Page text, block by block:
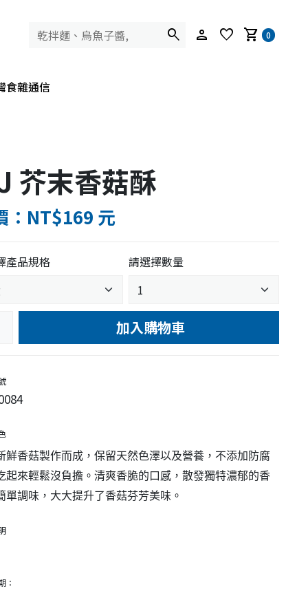
search person favorite shopping_cart 0
食雜通信
芥末香菇酥
：NT$169 元
產品規格 請選擇數量
加入購物車
鮮香菇製作而成，保留天然色澤以及營養，不添加防腐
起來輕鬆沒負擔。清爽香脆的口感，散發獨特濃郁的香
單調味，大大提升了香菇芬芳美味。
：